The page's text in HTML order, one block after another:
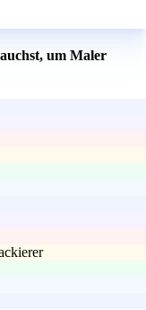
um Maler